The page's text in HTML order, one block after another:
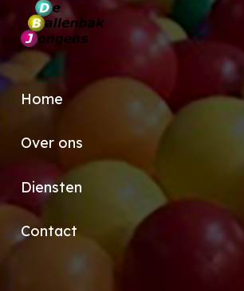
Home
Over ons
Diensten
Contact